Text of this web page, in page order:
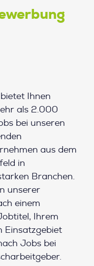
Ihnen
als 2.000
bei unseren
aus dem
in
Branchen.
unserer
einem
Ihrem
Einsatzgebiet
Jobs bei